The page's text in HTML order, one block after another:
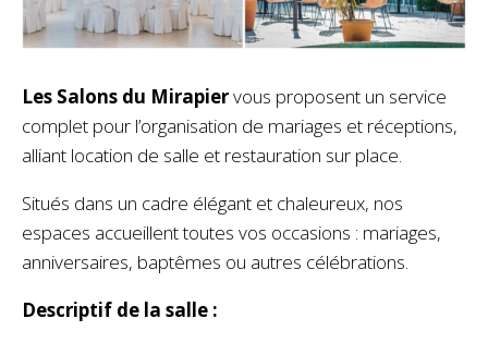
Les Salons du Mirapiervous proposent un service
complet pour l’organisation de mariages et réceptions,
alliant location de salle et restauration sur place.
Situés dans un cadre élégant et chaleureux, nos
espaces accueillent toutes vos occasions : mariages,
anniversaires, baptêmes ou autres célébrations.
Descriptif de la salle :